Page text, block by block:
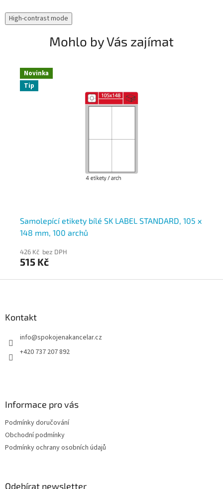
High-contrast mode
Mohlo by Vás zajímat
Novinka
Tip
Samolepící etikety bílé SK LABEL STANDARD, 105 x
148 mm, 100 archů
426 Kč bez DPH
515 Kč
Kontakt
info@spokojenakancelar.cz
+420 737 207 892
Informace pro vás
Podmínky doručování
Obchodní podmínky
Podmínky ochrany osobních údajů
Odebírat newsletter